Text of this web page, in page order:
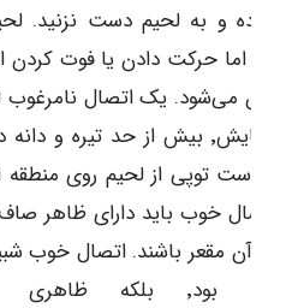
کرده و به لحیم دست نزنید.
اما حرکت دادن یا فوت کردن
آن می‌شود. یک اتصال نامرغوب
به اکسایش٬ بیش از حد تیره و
است توپی از لحیم روی منطقه
اتصال خوب باید دارای ظاهر
آن مقعر باشند. اتصال خوب
نخواهد بود٬ بلکه